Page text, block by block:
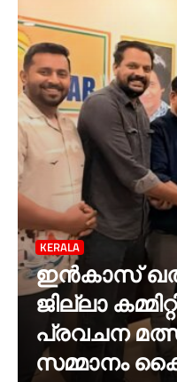
KERALA
ഇൻകാസ്
ജില്ലാ
പ്രവചന
സമ്മാനം